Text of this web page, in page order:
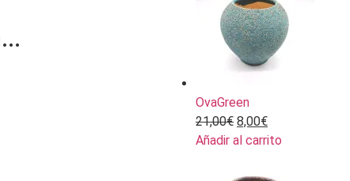
OvaGreen
21,00€ 8,00€
Añadir al carrito